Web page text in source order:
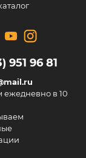
951 96 81
ежедневно в 10